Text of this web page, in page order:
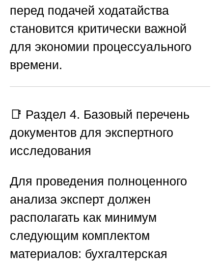
перед подачей ходатайства
становится критически важной
для экономии процессуального
времени.
📑 Раздел 4. Базовый перечень
документов для экспертного
исследования
Для проведения полноценного
анализа эксперт должен
располагать как минимум
следующим комплектом
материалов: бухгалтерская